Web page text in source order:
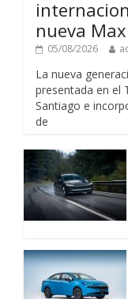
nueva
05/08/2026
La nueva
presentada en el
Santiago e
de